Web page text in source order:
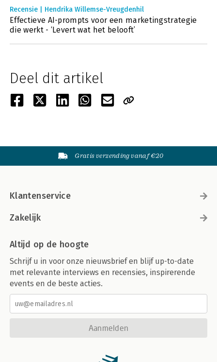
Recensie | Hendrika Willemse-Vreugdenhil
Effectieve AI-prompts voor een marketingstrategie
die werkt - ‘Levert wat het belooft’
Deel dit artikel
Gratis verzending vanaf €20
Klantenservice
Zakelijk
Altijd op de hoogte
Schrijf u in voor onze nieuwsbrief en blijf up-to-date
met relevante interviews en recensies, inspirerende
events en de beste acties.
Aanmelden